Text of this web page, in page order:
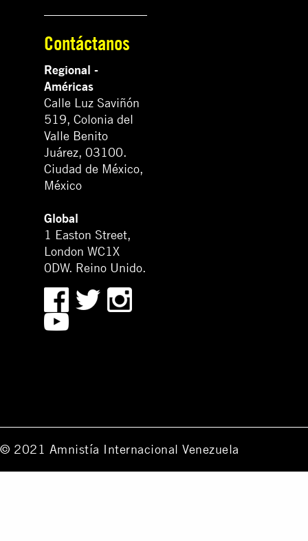
Contáctanos
Regional -
Américas
Calle Luz Saviñón
519, Colonia del
Valle Benito
Juárez, 03100.
Ciudad de México,
México
Global
1 Easton Street,
London WC1X
0DW. Reino Unido.
© 2021 Amnistía Internacional Venezuela